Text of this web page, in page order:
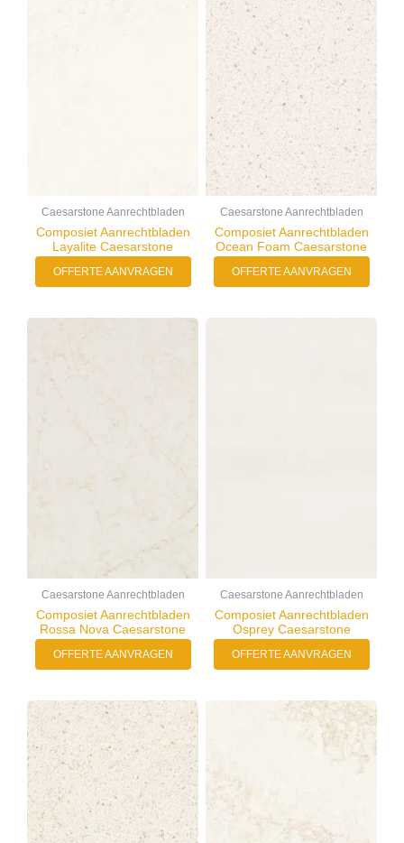
Caesarstone Aanrechtbladen
Composiet Aanrechtbladen
Layalite Caesarstone
OFFERTE AANVRAGEN
Caesarstone Aanrechtbladen
Composiet Aanrechtbladen
Ocean Foam Caesarstone
OFFERTE AANVRAGEN
Caesarstone Aanrechtbladen
Composiet Aanrechtbladen
Rossa Nova Caesarstone
OFFERTE AANVRAGEN
Caesarstone Aanrechtbladen
Composiet Aanrechtbladen
Osprey Caesarstone
OFFERTE AANVRAGEN